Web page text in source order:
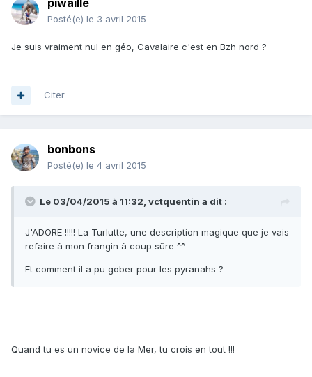
piwaille
Posté(e) le 3 avril 2015
Je suis vraiment nul en géo, Cavalaire c'est en Bzh nord ?
Citer
bonbons
Posté(e) le 4 avril 2015
Le 03/04/2015 à 11:32, vctquentin a dit :
J'ADORE !!!!! La Turlutte, une description magique que je vais
refaire à mon frangin à coup sûre ^^
Et comment il a pu gober pour les pyranahs ?
Quand tu es un novice de la Mer, tu crois en tout !!!